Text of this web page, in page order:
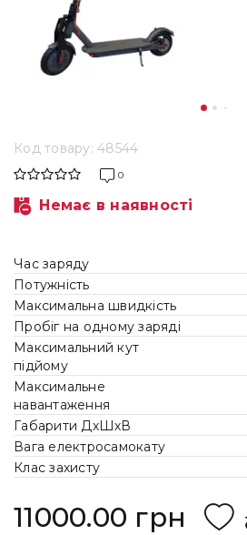
Код товару: 48544
0
Немає в наявності
Час заряду
Потужність
Максимальна швидкість
Пробіг на одному заряді
Максимальний кут
підйому
Максимальне
навантаження
Габарити ДхШхВ
Вага електросамокату
Клас захисту
11000.00 грн